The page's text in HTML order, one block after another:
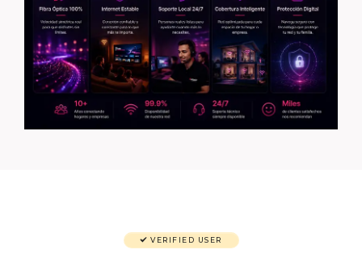
VERIFIED USER